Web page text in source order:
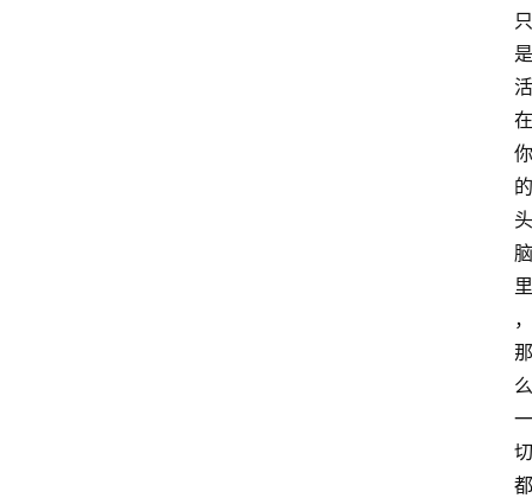
只
是
活
在
你
的
头
脑
里
，
那
么
一
切
都